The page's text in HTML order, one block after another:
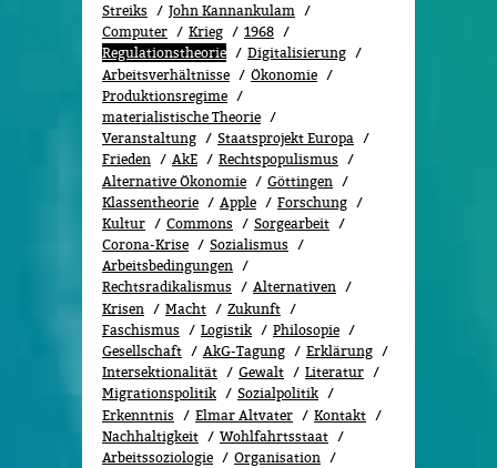
Streiks
John Kannankulam
Computer
Krieg
1968
Regulationstheorie
Digitalisierung
Arbeitsverhältnisse
Ökonomie
Produktionsregime
materialistische Theorie
Veranstaltung
Staatsprojekt Europa
Frieden
AkE
Rechtspopulismus
Alternative Ökonomie
Göttingen
Klassentheorie
Apple
Forschung
Kultur
Commons
Sorgearbeit
Corona-Krise
Sozialismus
Arbeitsbedingungen
Rechtsradikalismus
Alternativen
Krisen
Macht
Zukunft
Faschismus
Logistik
Philosopie
Gesellschaft
AkG-Tagung
Erklärung
Intersektionalität
Gewalt
Literatur
Migrationspolitik
Sozi­al­po­li­tik
Erkenntnis
Elmar Altvater
Kontakt
Nachhaltigkeit
Wohlfahrtsstaat
Arbeitssoziologie
Organisation